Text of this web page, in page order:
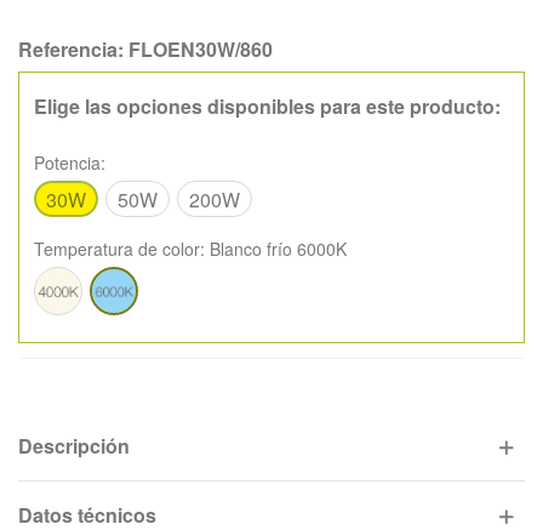
Referencia: FLOEN30W/860
Elige las opciones disponibles para este producto:
Potencia:
30W 50W 200W
Temperatura de color: Blanco frío 6000K
Blanco
neutro
4000K
Blanco
frío
6000K
Descripción
Datos técnicos